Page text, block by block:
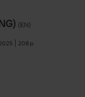
(EN)
208